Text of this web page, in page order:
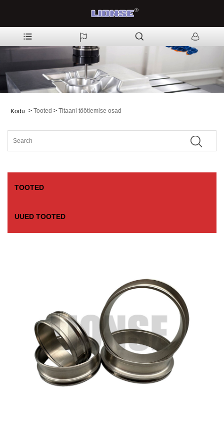
Kodu > Tooted > Titaani töötlemise osad
TOOTED
UUED TOOTED